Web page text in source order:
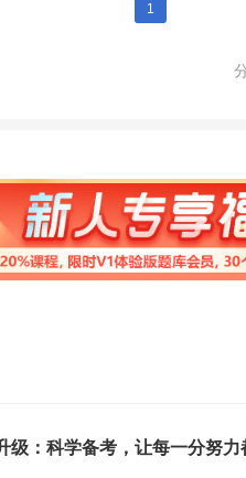
1
级：科学备考，让每一分努力